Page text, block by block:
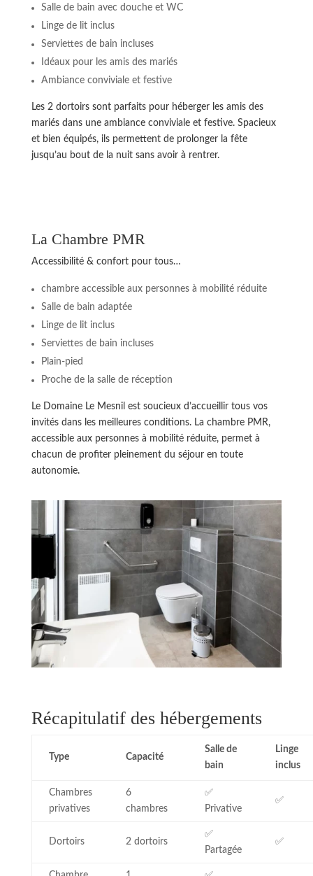
Salle de bain avec douche et WC
Linge de lit inclus
Serviettes de bain incluses
Idéaux pour les amis des mariés
Ambiance conviviale et festive
Les 2 dortoirs sont parfaits pour héberger les amis des
mariés dans une ambiance conviviale et festive. Spacieux
et bien équipés, ils permettent de prolonger la fête
jusqu’au bout de la nuit sans avoir à rentrer.
La Chambre PMR
Accessibilité & confort pour tous…
chambre accessible aux personnes à mobilité réduite
Salle de bain adaptée
Linge de lit inclus
Serviettes de bain incluses
Plain-pied
Proche de la salle de réception
Le Domaine Le Mesnil est soucieux d’accueillir tous vos
invités dans les meilleures conditions. La chambre PMR,
accessible aux personnes à mobilité réduite, permet à
chacun de profiter pleinement du séjour en toute
autonomie.
Récapitulatif des hébergements
Type Capacité
Salle de
bain
Linge
inclus
Chambres
privatives
6
chambres
✅
Privative
✅
Dortoirs 2 dortoirs
✅
Partagée
✅